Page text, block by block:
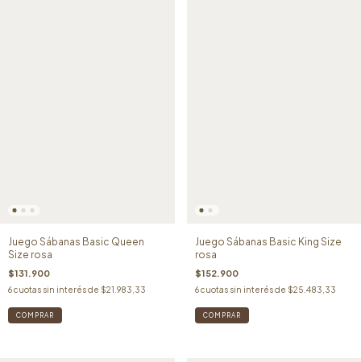
Juego Sábanas Basic Queen
Size rosa
$131.900
6cuotas sin interés de $21.983,33
Juego Sábanas Basic King Size
rosa
$152.900
6 cuotas sin interés de $25.483,33